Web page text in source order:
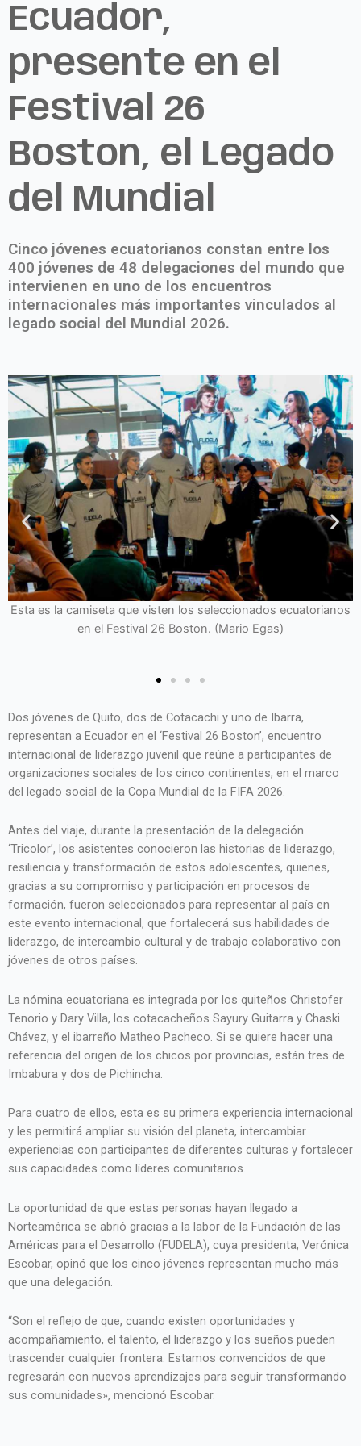
Ecuador,
presente en el
Festival 26
Boston, el Legado
del Mundial
Cinco jóvenes ecuatorianos constan entre los
400 jóvenes de 48 delegaciones del mundo que
intervienen en uno de los encuentros
internacionales más importantes vinculados al
legado social del Mundial 2026.
ecuatorianos
(Mario Egas)
Los cinco jóvenes que
Dos jóvenes de Quito, dos de Cotacachi y uno de Ibarra,
representan a Ecuador en el ‘Festival 26 Boston’, encuentro
internacional de liderazgo juvenil que reúne a participantes de
organizaciones sociales de los cinco continentes, en el marco
del legado social de la Copa Mundial de la FIFA 2026.
Antes del viaje, durante la presentación de la delegación
‘Tricolor’, los asistentes conocieron las historias de liderazgo,
resiliencia y transformación de estos adolescentes, quienes,
gracias a su compromiso y participación en procesos de
formación, fueron seleccionados para representar al país en
este evento internacional, que fortalecerá sus habilidades de
liderazgo, de intercambio cultural y de trabajo colaborativo con
jóvenes de otros países.
La nómina ecuatoriana es integrada por los quiteños Christofer
Tenorio y Dary Villa, los cotacacheños Sayury Guitarra y Chaski
Chávez, y el ibarreño Matheo Pacheco. Si se quiere hacer una
referencia del origen de los chicos por provincias, están tres de
Imbabura y dos de Pichincha.
Para cuatro de ellos, esta es su primera experiencia internacional
y les permitirá ampliar su visión del planeta, intercambiar
experiencias con participantes de diferentes culturas y fortalecer
sus capacidades como líderes comunitarios.
La oportunidad de que estas personas hayan llegado a
Norteamérica se abrió gracias a la labor de la Fundación de las
Américas para el Desarrollo (FUDELA), cuya presidenta, Verónica
Escobar, opinó que los cinco jóvenes representan mucho más
que una delegación.
“Son el reflejo de que, cuando existen oportunidades y
acompañamiento, el talento, el liderazgo y los sueños pueden
trascender cualquier frontera. Estamos convencidos de que
regresarán con nuevos aprendizajes para seguir transformando
sus comunidades», mencionó Escobar.